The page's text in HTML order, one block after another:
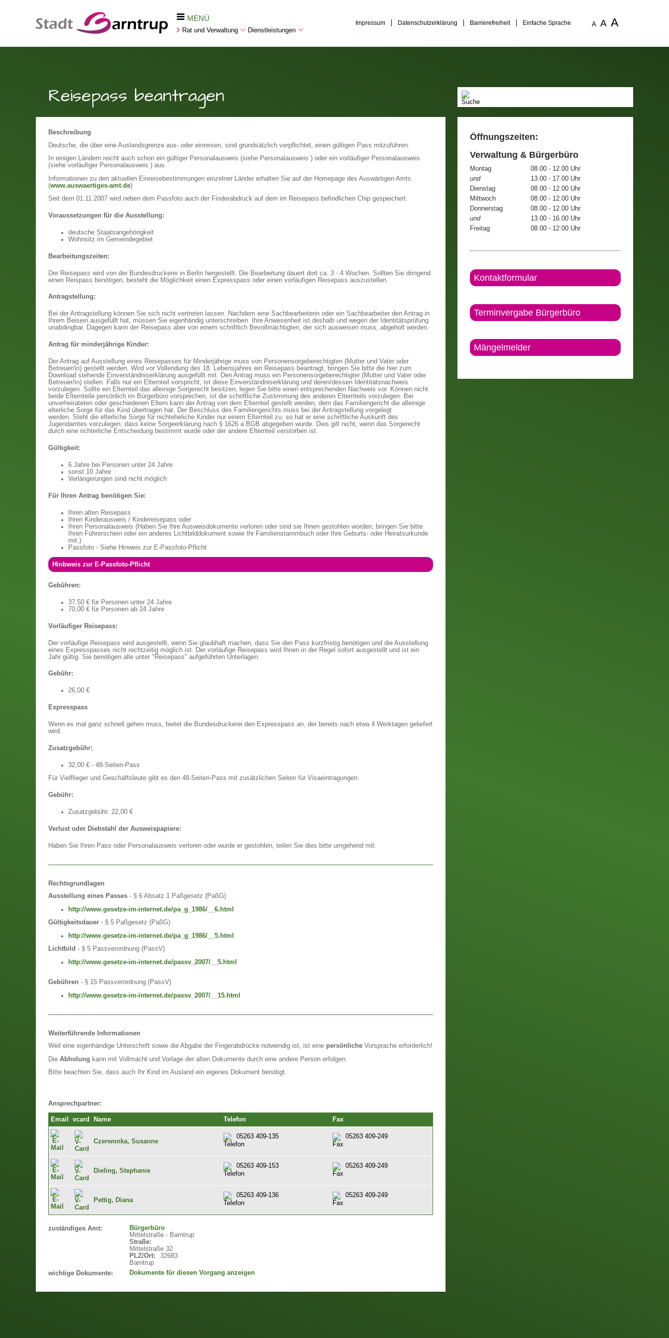
MENÜ
Rat und Verwaltung Dienstleistungen
Impressum Datenschutzerklärung Barrierefreiheit Einfache Sprache A A A
Reisepass beantragen
Beschreibung
Deutsche, die über eine Auslandsgrenze aus- oder einreisen, sind grundsätzlich verpflichtet, einen gültigen Pass mitzuführen.
In einigen Ländern reicht auch schon ein gültiger Personalausweis (siehe Personalausweis ) oder ein vorläufiger Personalausweis
(siehe vorläufiger Personalausweis ) aus.
Informationen zu den aktuellen Einreisebestimmungen einzelner Länder erhalten Sie auf der Homepage des Auswärtigen Amts.
(www.auswaertiges-amt.de)
Seit dem 01.11.2007 wird neben dem Passfoto auch der Finderabdruck auf dem im Reisepass befindlichen Chip gespeichert.
Voraussetzungen für die Ausstellung:
deutsche Staatsangehörigkeit
Wohnsitz im Gemeindegebiet
Bearbeitungszeiten:
Der Reisepass wird von der Bundesdruckerei in Berlin hergestellt. Die Bearbeitung dauert dort ca. 3 - 4 Wochen. Sollten Sie dringend
einen Reispass benötigen, besteht die Möglichkeit einen Expresspass oder einen vorläufigen Reisepass auszustellen.
Antragstellung:
Bei der Antragstellung können Sie sich nicht vertreten lassen. Nachdem eine Sachbearbeiterin oder ein Sachbearbeiter den Antrag in
Ihrem Beisein ausgefüllt hat, müssen Sie eigenhändig unterschreiben. Ihre Anwesenheit ist deshalb und wegen der Identitätsprüfung
unabdingbar. Dagegen kann der Reisepass aber von einem schriftlich Bevollmächtigten, der sich ausweisen muss, abgeholt werden.
Antrag für minderjährige Kinder:
Der Antrag auf Ausstellung eines Reisepasses für Minderjährige muss von Personensorgeberechtigten (Mutter und Vater oder
Betreuer/in) gestellt werden. Wird vor Vollendung des 18. Lebensjahres ein Reisepass beantragt, bringen Sie bitte die hier zum
Download stehende Einverständniserklärung ausgefüllt mit. Den Antrag muss ein Personensorgeberechtigter (Mutter und Vater oder
Betreuer/in) stellen. Falls nur ein Elternteil vorspricht, ist diese Einverständniserklärung und deren/dessen Identitätsnachweis
vorzulegen. Sollte ein Elternteil das alleinige Sorgerecht besitzen, legen Sie bitte einen entsprechenden Nachweis vor. Können nicht
beide Elternteile persönlich im Bürgerbüro vorsprechen, ist die schriftliche Zustimmung des anderen Elternteils vorzulegen. Bei
unverheirateten oder geschiedenen Eltern kann der Antrag von dem Elternteil gestellt werden, dem das Familiengericht die alleinige
elterliche Sorge für das Kind übertragen hat. Der Beschluss des Familiengerichts muss bei der Antragstellung vorgelegt
werden. Steht die elterliche Sorge für nichteheliche Kinder nur einem Elternteil zu, so hat er eine schriftliche Auskunft des
Jugendamtes vorzulegen, dass keine Sorgeerklärung nach § 1626 a BGB abgegeben wurde. Dies gilt nicht, wenn das Sorgerecht
durch eine richterliche Entscheidung bestimmt wurde oder der andere Elternteil verstorben ist.
Gültigkeit:
6 Jahre bei Personen unter 24 Jahre
sonst 10 Jahre
Verlängerungen sind nicht möglich
Für Ihren Antrag benötigen Sie:
Ihren alten Reisepass
Ihren Kinderausweis / Kindereisepass oder
Ihren Personalausweis (Haben Sie Ihre Ausweisdokumente verloren oder sind sie Ihnen gestohlen worden, bringen Sie bitte
Ihren Führerschein oder ein anderes Lichtbilddokument sowie Ihr Familienstammbuch oder Ihre Geburts- oder Heiratsurkunde
mit.)
Passfoto - Siehe Hinweis zur E-Passfoto-Pflicht
Hinbweis zur E-Passfoto-Pflicht
Gebühren:
37,50 € für Personen unter 24 Jahre
70,00 € für Personen ab 24 Jahre
Vorläufiger Reisepass:
Der vorläufige Reisepass wird ausgestellt, wenn Sie glaubhaft machen, dass Sie den Pass kurzfristig benötigen und die Ausstellung
eines Expresspasses nicht rechtzeitig möglich ist. Der vorläufige Reisepass wird Ihnen in der Regel sofort ausgestellt und ist ein
Jahr gültig. Sie benötigen alle unter "Reisepass" aufgeführten Unterlagen.
Gebühr:
26,00 €
Expresspass
Wenn es mal ganz schnell gehen muss, bietet die Bundesdruckerei den Expresspass an, der bereits nach etwa 4 Werktagen geliefert
wird.
Zusatzgebühr:
32,00 € - 48-Seiten-Pass
Für Vielflieger und Geschäftsleute gibt es den 48-Seiten-Pass mit zusätzlichen Seiten für Visaeintragungen.
Gebühr:
Zusatzgebühr: 22,00 €
Verlust oder Diebstahl der Ausweispapiere:
Haben Sie Ihren Pass oder Personalausweis verloren oder wurde er gestohlen, teilen Sie dies bitte umgehend mit.
Rechtsgrundlagen
Ausstellung eines Passes - § 6 Absatz 1 Paßgesetz (PaßG)
http://www.gesetze-im-internet.de/pa_g_1986/__6.html
Gültigkeitsdauer - § 5 Paßgesetz (PaßG)
http://www.gesetze-im-internet.de/pa_g_1986/__5.html
Lichtbild - § 5 Passverordnung (PassV)
http://www.gesetze-im-internet.de/passv_2007/__5.html
Gebühren - § 15 Passverordnung (PassV)
http://www.gesetze-im-internet.de/passv_2007/__15.html
Weiterführende Informationen
Weil eine eigenhändige Unterschrift sowie die Abgabe der Fingerabdrücke notwendig ist, ist eine persönliche Vorsprache erforderlich!
Die Abholung kann mit Vollmacht und Vorlage der alten Dokumente durch eine andere Person erfolgen.
Bitte beachten Sie, dass auch Ihr Kind im Ausland ein eigenes Dokument benötigt.
Ansprechpartner:
Email vcard Name Telefon Fax
Czerwonka, Susanne
05263 409-135 05263 409-249
Dieling, Stephanie
05263 409-153 05263 409-249
Pettig, Diana
05263 409-136 05263 409-249
zuständiges Amt:
Bürgerbüro
Mittelstraße - Barntrup
Straße:
Mittelstraße 32
PLZ/Ort:
32683
Barntrup
wichtige Dokumente:
Dokumente für diesen Vorgang anzeigen
Öffnungszeiten:
Verwaltung & Bürgerbüro
Montag
08.00 - 12.00 Uhr
und
13.00 - 17.00 Uhr
Dienstag
08.00 - 12.00 Uhr
Mittwoch
08.00 - 12.00 Uhr
Donnerstag
08.00 - 12.00 Uhr
und
13.00 - 16.00 Uhr
Freitag
08.00 - 12:00 Uhr
Kontaktformular
Terminvergabe Bürgerbüro
Mängelmelder